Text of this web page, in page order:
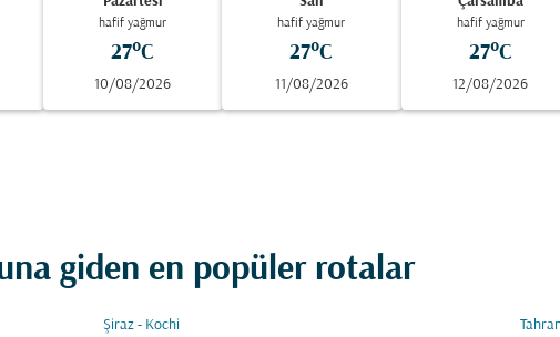
hafif yağmur
27°C
10/08/2026
hafif yağmur
27°C
11/08/2026
hafif yağmur
27°C
12/08/2026
giden en popüler rotalar
Şiraz - Kochi